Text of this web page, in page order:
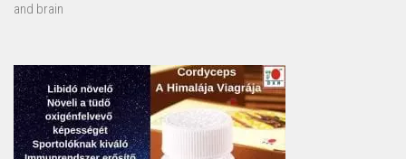
and brain